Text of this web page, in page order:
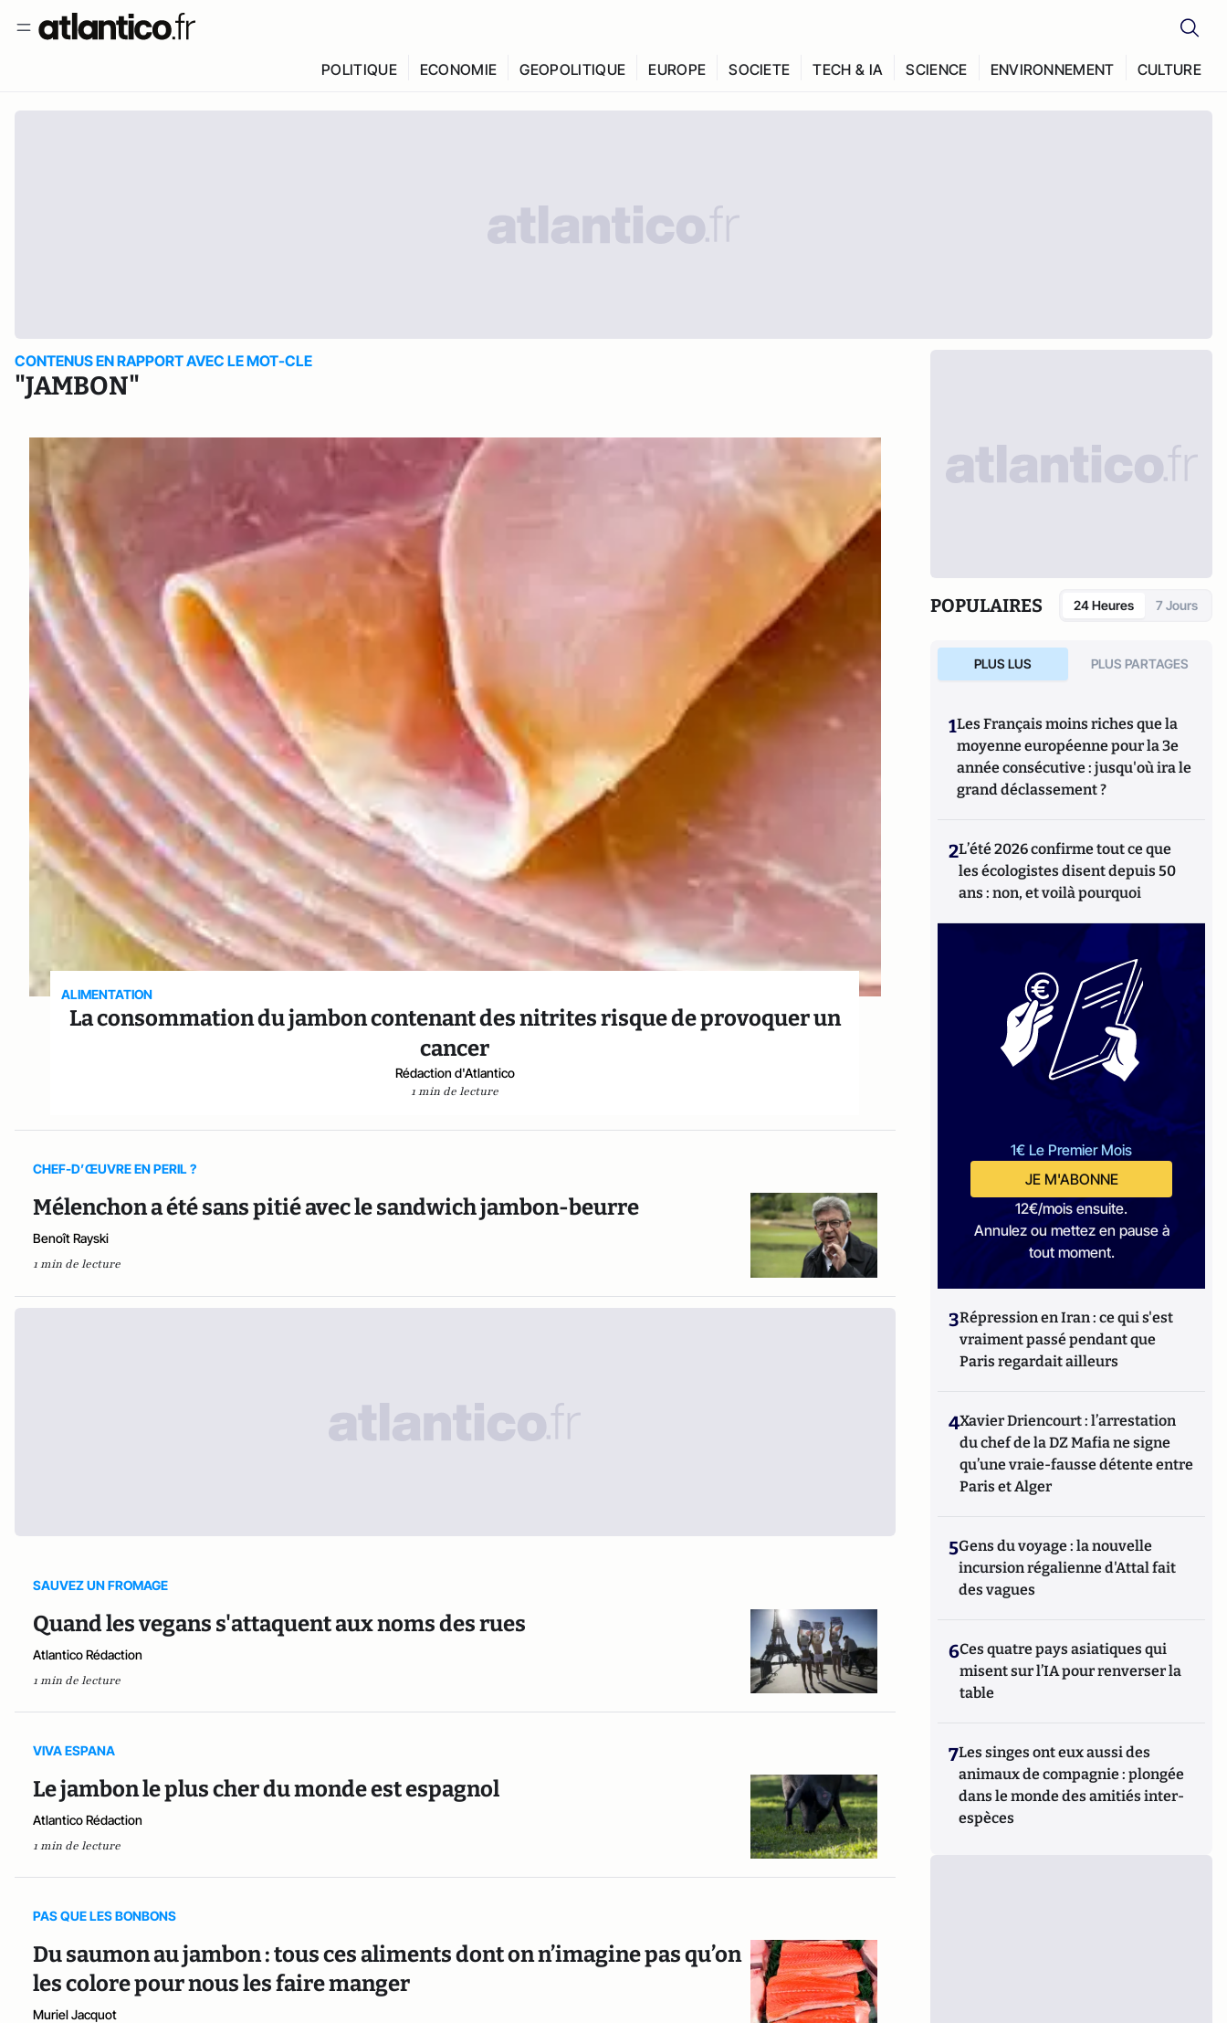
POLITIQUE ECONOMIE GEOPOLITIQUE EUROPE SOCIETE TECH & IA SCIENCE ENVIRONNEMENT CULTURE
CONTENUS EN RAPPORT AVEC LE MOT-CLE
"JAMBON"
ALIMENTATION
La consommation du jambon contenant des nitrites risque de provoquer un
cancer
Rédaction d'Atlantico
1 min de lecture
CHEF-D’ŒUVRE EN PERIL ?
Mélenchon a été sans pitié avec le sandwich jambon-beurre
Benoît Rayski
1 min de lecture
SAUVEZ UN FROMAGE
Quand les vegans s'attaquent aux noms des rues
Atlantico Rédaction
1 min de lecture
VIVA ESPANA
Le jambon le plus cher du monde est espagnol
Atlantico Rédaction
1 min de lecture
PAS QUE LES BONBONS
Du saumon au jambon : tous ces aliments dont on n’imagine pas qu’on
les colore pour nous les faire manger
Muriel Jacquot
POPULAIRES 24 Heures 7 Jours
PLUS LUS PLUS PARTAGES
1Les Français moins riches que la
moyenne européenne pour la 3e
année consécutive : jusqu'où ira le
grand déclassement ?
2L’été 2026 confirme tout ce que
les écologistes disent depuis 50
ans : non, et voilà pourquoi
1€ Le Premier Mois
JE M'ABONNE
12€/mois ensuite.
Annulez ou mettez en pause à
tout moment.
3Répression en Iran : ce qui s'est
vraiment passé pendant que
Paris regardait ailleurs
4Xavier Driencourt : l’arrestation
du chef de la DZ Mafia ne signe
qu’une vraie-fausse détente entre
Paris et Alger
5Gens du voyage : la nouvelle
incursion régalienne d'Attal fait
des vagues
6Ces quatre pays asiatiques qui
misent sur l’IA pour renverser la
table
7Les singes ont eux aussi des
animaux de compagnie : plongée
dans le monde des amitiés inter-
espèces